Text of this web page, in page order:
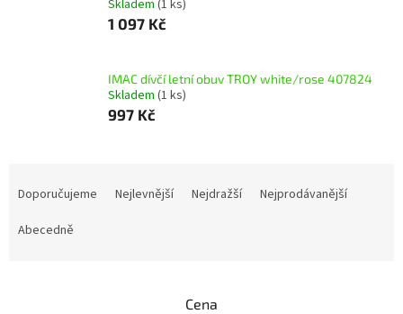
Skladem (1 ks)
1 097 Kč
IMAC dívčí letní obuv TROY white/rose 407824
Skladem (1 ks)
997 Kč
Doporučujeme Nejlevnější Nejdražší
Nejprodávanější
Abecedně
Cena